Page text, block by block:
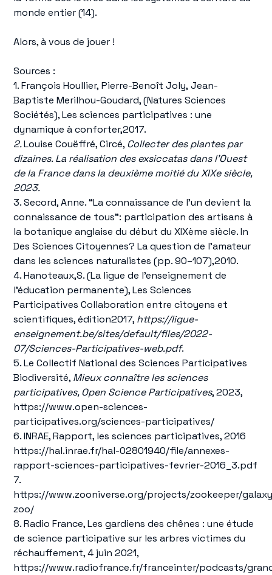
monde entier (14).
Alors, à vous de jouer !
Sources :
1. François Houllier, Pierre-Benoît Joly, Jean-
Baptiste Merilhou-Goudard, (Natures Sciences
Sociétés), Les sciences participatives : une
dynamique à conforter,2017.
2.Louise Couëffré, Circé, Collecter des plantes par
dizaines. La réalisation des exsiccatas dans l’Ouest
de la France dans la deuxième moitié du XIXe siècle,
2023.
3. Secord, Anne. “La connaissance de l’un devient la
connaissance de tous”: participation des artisans à
la botanique anglaise du début du XIXème siècle. In
Des Sciences Citoyennes? La question de l’amateur
dans les sciences naturalistes (pp. 90–107),2010.
4. Hanoteaux,S. (La ligue de l’enseignement de
l’éducation permanente), Les Sciences
Participatives Collaboration entre citoyens et
scientifiques, édition2017, https://ligue-
enseignement.be/sites/default/files/2022-
07/Sciences-Participatives-web.pdf.
5. Le Collectif National des Sciences Participatives
Biodiversité, Mieux connaître les sciences
participatives, Open Science Participatives, 2023,
https://www.open-sciences-
participatives.org/sciences-participatives/
6. INRAE, Rapport, les sciences participatives, 2016
https://hal.inrae.fr/hal-02801940/file/annexes-
rapport-sciences-participatives-fevrier-2016_3.pdf
7.
https://www.zooniverse.org/projects/zookeeper/
zoo/
8. Radio France, Les gardiens des chênes : une étude
de science participative sur les arbres victimes du
réchauffement, 4 juin 2021,
https://www.radiofrance.fr/franceinter/podcasts/